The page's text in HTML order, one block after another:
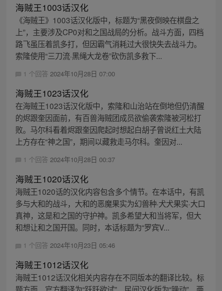
海贼王1003话汉化
《海贼王》1003话汉化版中，标题为“黑夜倒映在棋盘之
上”，主要涉及CP0对和之国战局的分析。战斗方面，四档
路飞虽压着凯多打，但因霸气消耗过大很快失去战斗力。
索隆使用“三刀流·黑绳大龙卷”砍伤凯多救下...
1 个回答 2024年10月28日 07:00
海贼王1023话汉化
在海贼王1023话汉化版中，索隆和山治站在倒地但仍清醒
的烬跟奎因面前，有百兽海贼团成员欲偷袭索隆被河松打
败。马尔科看着烬跟奎因爬起时想起白胡子曾说红土大陆
上方存在“神之国”，期间以藏救走马尔科。奎因对...
1 个回答 2024年10月28日 00:37
海贼王1020话汉化
海贼王1020话的汉化内容包含多个情节。在本话中，有凯
多与大和的战斗，大和的恶魔果实为幻兽种·犬犬果实·大口
真神，这是和之国的守护神。凯多希望大和当将军，但大
和想让和之国开国。同时，本话标题为“罗宾V...
1 个回答 2024年10月23日 05:46
海贼王1012话汉化
海贼王1012话汉化相关内容存在不同版本的翻译比较。标